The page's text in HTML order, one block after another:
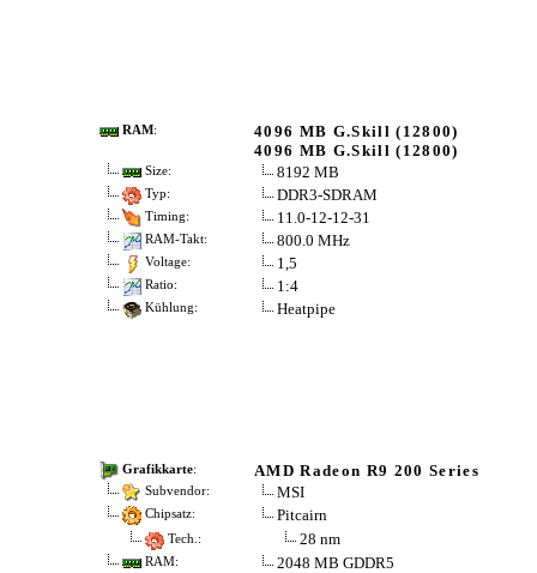
RAM:
4096 MB G.Skill (12800)
4096 MB G.Skill (12800)
Size: 8192 MB
Typ: DDR3-SDRAM
Timing: 11.0-12-12-31
RAM-Takt: 800.0 MHz
Voltage: 1,5
Ratio: 1:4
Kühlung: Heatpipe
Grafikkarte: AMD Radeon R9 200 Series
Subvendor: MSI
Chipsatz: Pitcairn
Tech.: 28 nm
RAM: 2048 MB GDDR5